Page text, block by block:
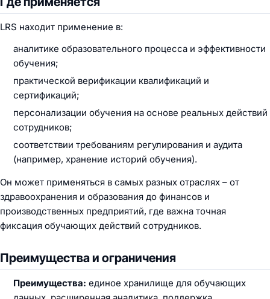
LRS находит применение в:
аналитике образовательного процесса и эффективности
обучения;
практической верификации квалификаций и
сертификаций;
персонализации обучения на основе реальных действий
сотрудников;
соответствии требованиям регулирования и аудита
(например, хранение историй обучения).
Он может применяться в самых разных отраслях – от
здравоохранения и образования до финансов и
производственных предприятий, где важна точная
фиксация обучающих действий сотрудников.
Преимущества и ограничения
Преимущества: единое хранилище для обучающих